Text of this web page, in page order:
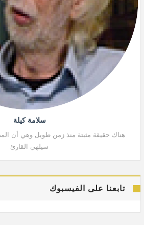
سلامة كيلة
هناك حقيقة مثبتة منذ زمن طويل وهي أن
سيلهي القارئ
تابعنا على الفيسبوك